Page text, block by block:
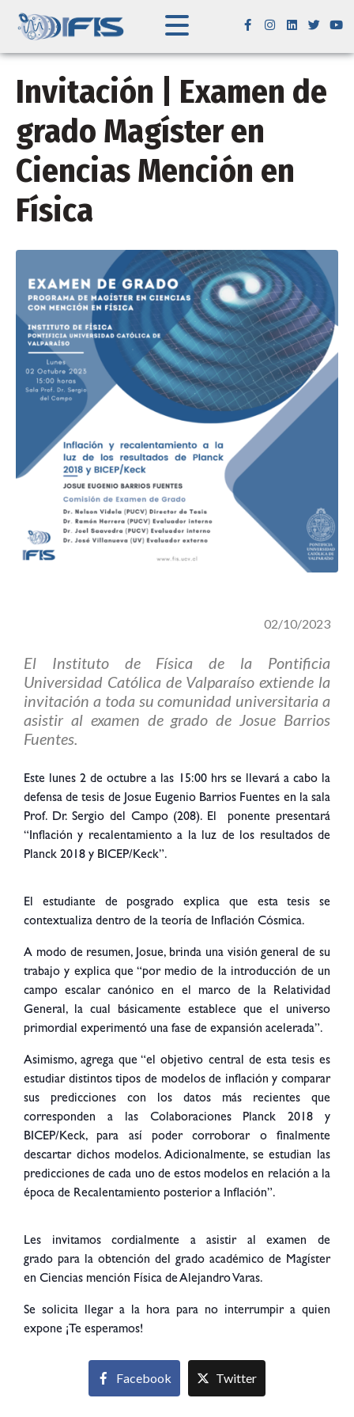
Invitación | Examen de
grado Magíster en
Ciencias Mención en
Física
02/10/2023
El Instituto de Física de la Pontificia
Universidad Católica de Valparaíso extiende la
invitación a toda su comunidad universitaria a
asistir al examen de grado de Josue Barrios
Fuentes.
Este lunes 2 de octubre a las 15:00 hrs se llevará a cabo la
defensa de tesis de Josue Eugenio Barrios Fuentes en la sala
Prof. Dr. Sergio del Campo (208). El ponente presentará
“Inflación y recalentamiento a la luz de los resultados de
Planck 2018 y BICEP/Keck”.
El estudiante de posgrado explica que esta tesis se
contextualiza dentro de la teoría de Inflación Cósmica.
A modo de resumen, Josue, brinda una visión general de su
trabajo y explica que “por medio de la introducción de un
campo escalar canónico en el marco de la Relatividad
General, la cual básicamente establece que el universo
primordial experimentó una fase de expansión acelerada”.
Asimismo, agrega que “el objetivo central de esta tesis es
estudiar distintos tipos de modelos de inflación y comparar
sus predicciones con los datos más recientes que
corresponden a las Colaboraciones Planck 2018 y
BICEP/Keck, para así poder corroborar o finalmente
descartar dichos modelos. Adicionalmente, se estudian las
predicciones de cada uno de estos modelos en relación a la
época de Recalentamiento posterior a Inflación”.
Les invitamos cordialmente a asistir al examen de
grado para la obtención del grado académico de Magíster
en Ciencias mención Física de Alejandro Varas.
Se solicita llegar a la hora para no interrumpir a quien
expone ¡Te esperamos!
Facebook Twitter